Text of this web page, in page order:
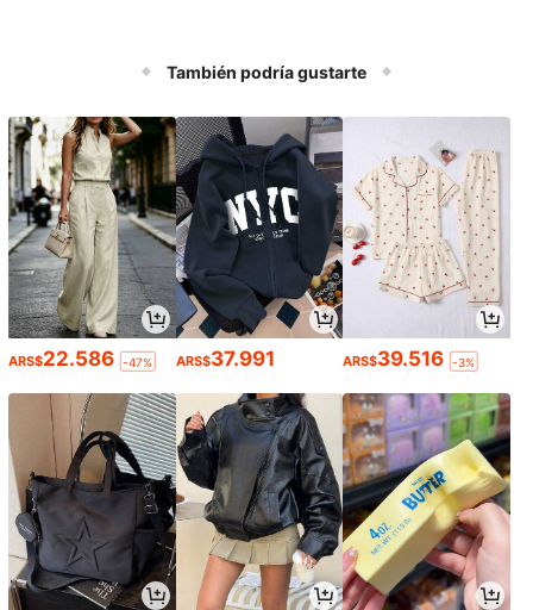
También podría gustarte
ARS$22.586 -47% ARS$37.991 ARS$39.516 -3%